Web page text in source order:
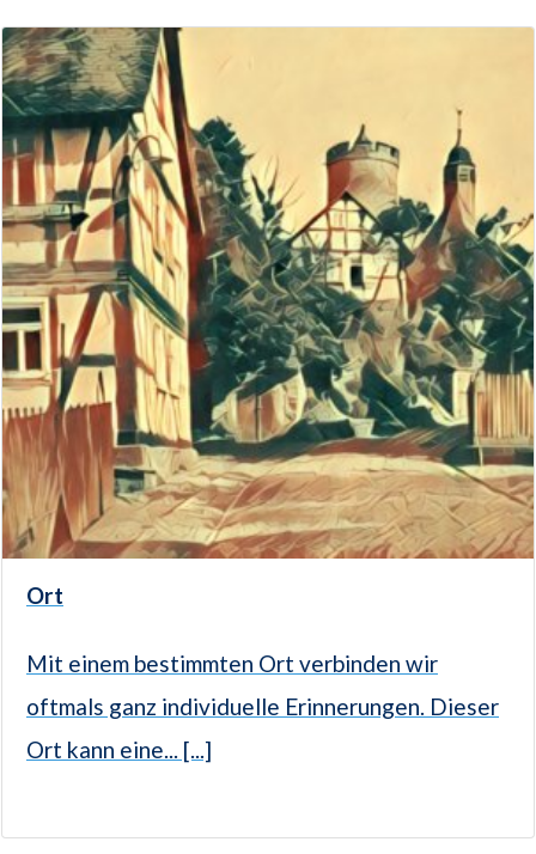
Ort
Mit einem bestimmten Ort verbinden wir
oftmals ganz individuelle Erinnerungen. Dieser
Ort kann eine... [...]